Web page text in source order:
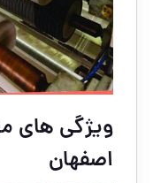
ویژگی های
اصفهان